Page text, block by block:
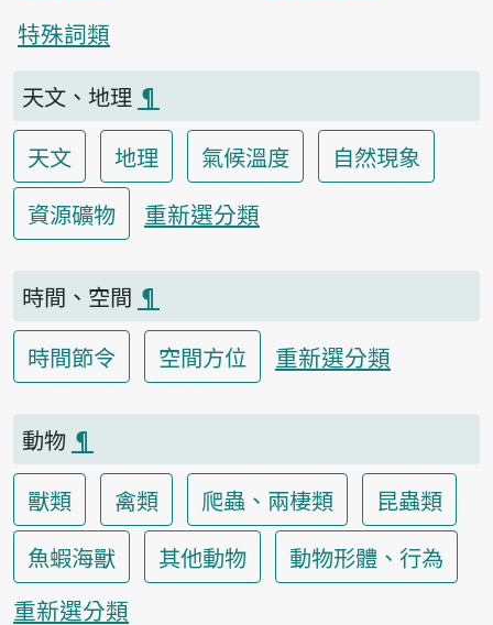
特殊詞類
天文、地理 ¶
天文
地理 氣候溫度
自然現象
資源礦物
重新選分類
時間、空間 ¶
時間節令
空間方位 重新選分類
動物 ¶
獸類
禽類 爬蟲、兩棲類
昆蟲類
魚蝦海獸
其他動物
動物形體、行為
重新選分類